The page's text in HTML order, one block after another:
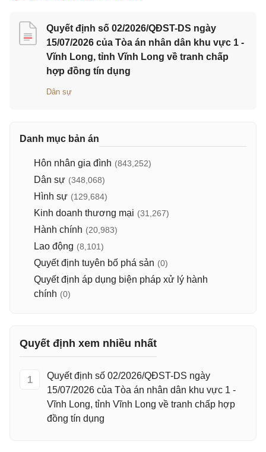
Quyết định số 02/2026/QĐST-DS ngày
15/07/2026 của Tòa án nhân dân khu vực 1 -
Vĩnh Long, tỉnh Vĩnh Long về tranh chấp
hợp đồng tín dụng
Dân sự
Danh mục bản án
Hôn nhân gia đình (843,252)
Dân sự (348,068)
Hình sự (129,684)
Kinh doanh thương mại (31,267)
Hành chính (20,983)
Lao động (8,101)
Quyết định tuyên bố phá sản (0)
Quyết định áp dụng biện pháp xử lý hành
chính (0)
Quyết định xem nhiều nhất
1
Quyết định số 02/2026/QĐST-DS ngày
15/07/2026 của Tòa án nhân dân khu vực 1 -
Vĩnh Long, tỉnh Vĩnh Long về tranh chấp hợp
đồng tín dụng